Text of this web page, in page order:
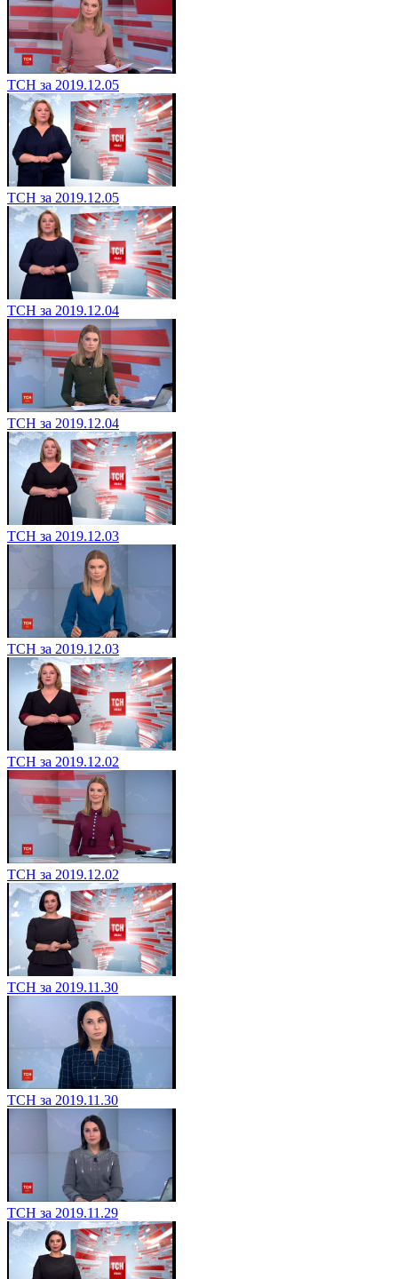
ТСН за 2019.12.05
ТСН за 2019.12.05
ТСН за 2019.12.04
ТСН за 2019.12.04
ТСН за 2019.12.03
ТСН за 2019.12.03
ТСН за 2019.12.02
ТСН за 2019.12.02
ТСН за 2019.11.30
ТСН за 2019.11.30
ТСН за 2019.11.29